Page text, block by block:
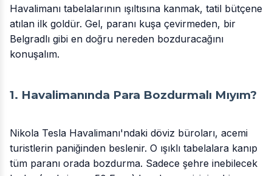
Havalimanı tabelalarının ışıltısına kanmak, tatil bütçene
atılan ilk goldür. Gel, paranı kuşa çevirmeden, bir
Belgradlı gibi en doğru nereden bozduracağını
konuşalım.
1. Havalimanında Para Bozdurmalı Mıyım?
Nikola Tesla Havalimanı'ndaki döviz büroları, acemi
turistlerin paniğinden beslenir. O ışıklı tabelalara kanıp
tüm paranı orada bozdurma. Sadece şehre inebilecek